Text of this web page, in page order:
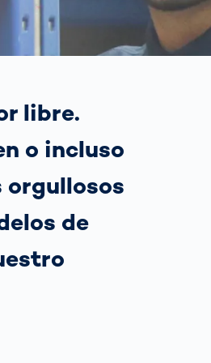
me
a la
libre.
o incluso
de